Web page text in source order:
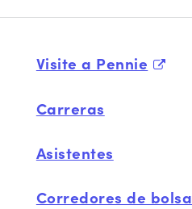
Visite a Pennie
Carreras
Asistentes
Corredores de bolsa